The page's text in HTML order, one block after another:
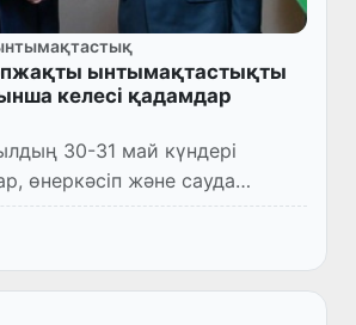
ынтымақтастықты
келесі қадамдар
30-31 май күндері
Кудратов бастаған делегация